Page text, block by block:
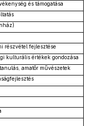
és támogatása
részvétel fejlesztése
kulturális értékek gondozása
amatőr művészetek